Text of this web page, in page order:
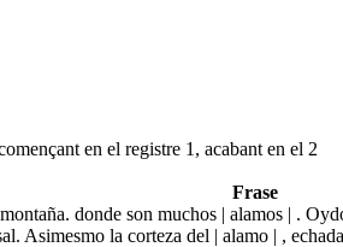
en el registre 1, acabant en el 2
Frase
donde son muchos | alamos | .
Asimesmo la corteza del | alamo | ,